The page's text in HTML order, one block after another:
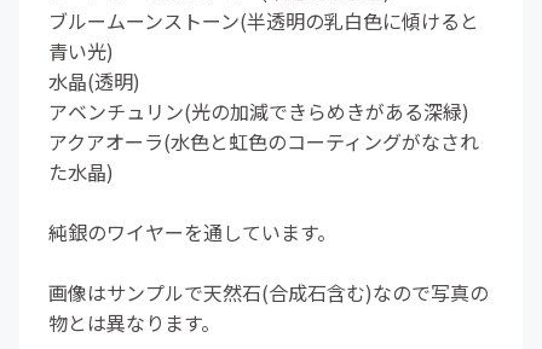
ブルームーンストーン(半透明の乳白色に傾けると
青い光)
水晶(透明)
アベンチュリン(光の加減できらめきがある深緑)
アクアオーラ(水色と虹色のコーティングがなされ
た水晶)
純銀のワイヤーを通しています。
画像はサンプルで天然石(合成石含む)なので写真の
物とは異なります。